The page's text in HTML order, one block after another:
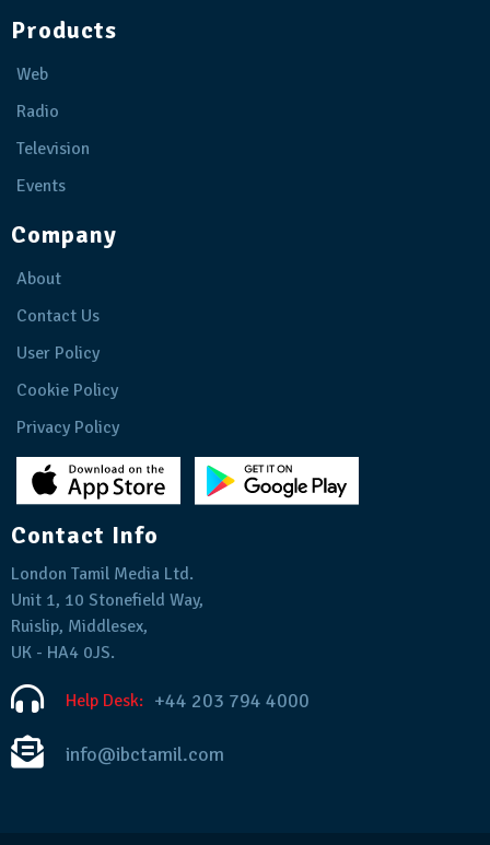
Products
Web
Radio
Television
Events
Company
About
Contact Us
User Policy
Cookie Policy
Privacy Policy
Contact Info
London Tamil Media Ltd.
Unit 1, 10 Stonefield Way,
Ruislip, Middlesex,
UK - HA4 0JS.
Help Desk: +44 203 794 4000
info@ibctamil.com